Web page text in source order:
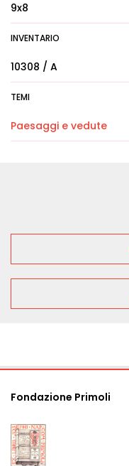
9x8
INVENTARIO
10308 / A
TEMI
Paesaggi e vedute
Fondazione Primoli